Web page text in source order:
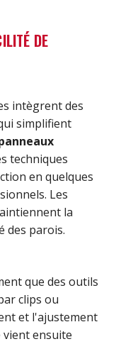
DE
intègrent des
simplifient
techniques
en quelques
Les
la
des parois.
que des outils
clips ou
et l'ajustement
ensuite